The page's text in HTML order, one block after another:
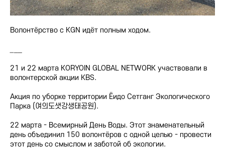
Волонтёрство с KGN идёт полным ходом.
21 и 22 марта KORYOIN GLOBAL NETWORK участвовали в
волонтерской акции KBS.
Акция по уборке территории Ёидо Сетганг Экологического
Парка (여의도샛강생태공원).
22 марта - Всемирный День Воды. Этот знаменательный
день объединил 150 волонтёров с одной целью - провести
этот день со смыслом и заботой об экологии.